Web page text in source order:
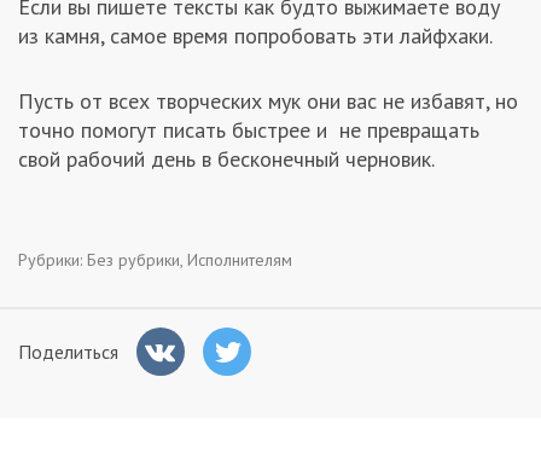
Если вы пишете тексты как будто выжимаете воду
из камня, самое время попробовать эти лайфхаки.
Пусть от всех творческих мук они вас не избавят, но
точно помогут писать быстрее и не превращать
свой рабочий день в бесконечный черновик.
Рубрики: Без рубрики Исполнителям
Поделиться